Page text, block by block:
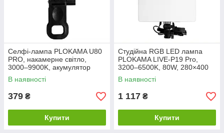
Селфі-лампа PLOKAMA U80
PRO, накамерне світло,
3000–9900K, акумулятор
2000 мАг, чорна
В наявності
379 ₴
Купити
Студійна RGB LED лампа
PLOKAMA LIVE-P19 Pro,
3200–6500K, 80W, 280×400
мм, чорна
В наявності
1 117 ₴
Купити